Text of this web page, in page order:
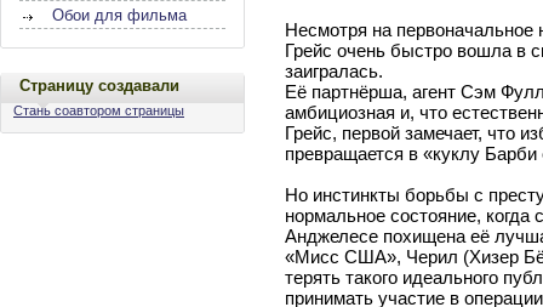
Обои для фильма
Страницу создавали
Стань соавтором страницы
Несмотря на первоначальное
Грейс очень быстро вошла в
заигралась.
Её партнёрша, агент Сэм
амбициозная и, что
Грейс, первой замечает, что
превращается в «куклу
Но инстинкты борьбы с
нормальное состояние, когда
Анджелесе похищена её
«Мисс США», Черил (Хизер
терять такого идеального
принимать участие в